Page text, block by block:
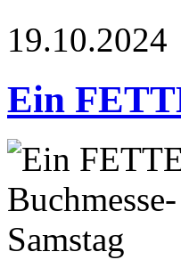
19.10.2024
Ein